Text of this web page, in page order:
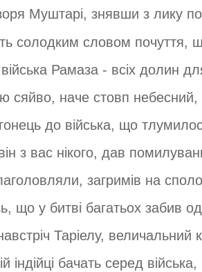
Муштарі, знявши з лику
солодким словом почуття,
війська Рамаза - всіх долин
сяйво, наче стовп
до війська, що
з вас нікого, дав
загримів на
що у битві багатьох забив
Таріелу, величальний
індійці бачать серед